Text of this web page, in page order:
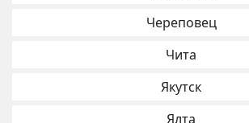
Череповец
Чита
Якутск
Ялта